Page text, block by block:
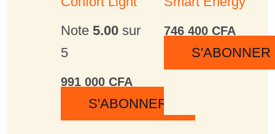
Note5.00 sur
5
991 000CFA
S'ABONNER
746 400 CFA
S'ABONNER